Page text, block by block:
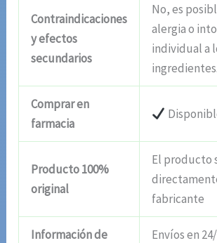
Contraindicaciones
y efectos
secundarios
No, es
alergia o
individual a
ingredientes.
Comprar en
farmacia
Producto 100%
original
El producto
fabricante
Información de
Envíos en